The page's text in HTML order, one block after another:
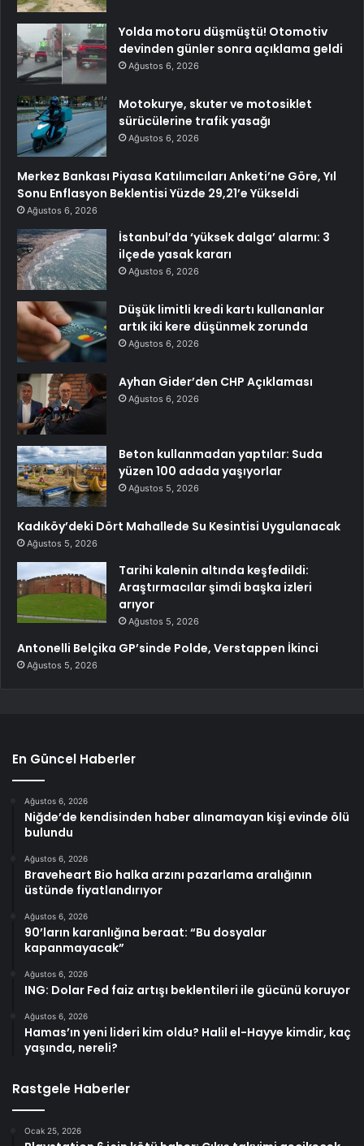
Yolda motoru düşmüştü! Otomotiv
devinden günler sonra açıklama geldi
Ağustos 6, 2026
Motokurye, skuter ve motosiklet
sürücülerine trafik yasağı
Ağustos 6, 2026
Merkez Bankası Piyasa Katılımcıları Anketi’ne Göre, Yıl
Sonu Enflasyon Beklentisi Yüzde 29,21’e Yükseldi
Ağustos 6, 2026
İstanbul’da ‘yüksek dalga’ alarmı: 3
ilçede yasak kararı
Ağustos 6, 2026
Düşük limitli kredi kartı kullananlar
artık iki kere düşünmek zorunda
Ağustos 6, 2026
Ayhan Gider’den CHP Açıklaması
Ağustos 6, 2026
Beton kullanmadan yaptılar: Suda
yüzen 100 adada yaşıyorlar
Ağustos 5, 2026
Kadıköy’deki Dört Mahallede Su Kesintisi Uygulanacak
Ağustos 5, 2026
Tarihi kalenin altında keşfedildi:
Araştırmacılar şimdi başka izleri
arıyor
Ağustos 5, 2026
Antonelli Belçika GP’sinde Polde, Verstappen İkinci
Ağustos 5, 2026
En Güncel Haberler
Ağustos 6, 2026
Niğde’de kendisinden haber alınamayan kişi evinde ölü
bulundu
Ağustos 6, 2026
Braveheart Bio halka arzını pazarlama aralığının
üstünde fiyatlandırıyor
Ağustos 6, 2026
90’ların karanlığına beraat: “Bu dosyalar
kapanmayacak”
Ağustos 6, 2026
ING: Dolar Fed faiz artışı beklentileri ile gücünü koruyor
Ağustos 6, 2026
Hamas’ın yeni lideri kim oldu? Halil el-Hayye kimdir, kaç
yaşında, nereli?
Rastgele Haberler
Ocak 25, 2026